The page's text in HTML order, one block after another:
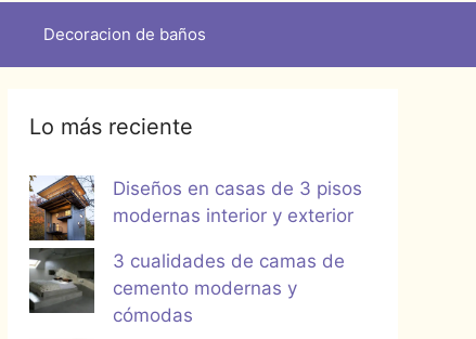
Decoracion de baños
Lo más reciente
Diseños en casas de 3 pisos
modernas interior y exterior
3 cualidades de camas de
cemento modernas y
cómodas